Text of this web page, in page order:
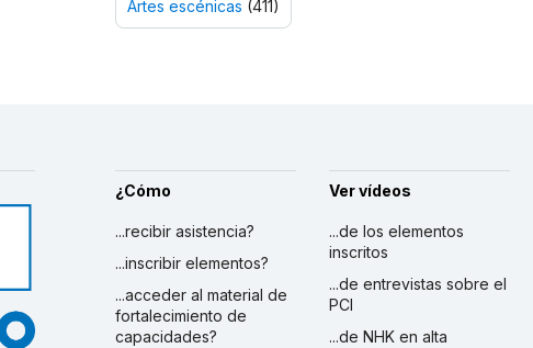
Artes escénicas (411)
¿Cómo
...recibir asistencia?
...inscribir elementos?
...acceder al material de
fortalecimiento de
capacidades?
Ver vídeos
...de los elementos
inscritos
...de entrevistas sobre el
PCI
...de NHK en alta